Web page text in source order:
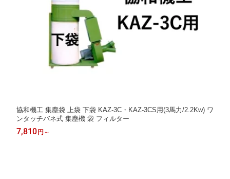
協和機工 集塵袋 上袋 下袋 KAZ-3C・KAZ-3CS用(3馬力/2.2Kw) ワ
ンタッチバネ式 集塵機 袋 フィルター
7,810 円 ～